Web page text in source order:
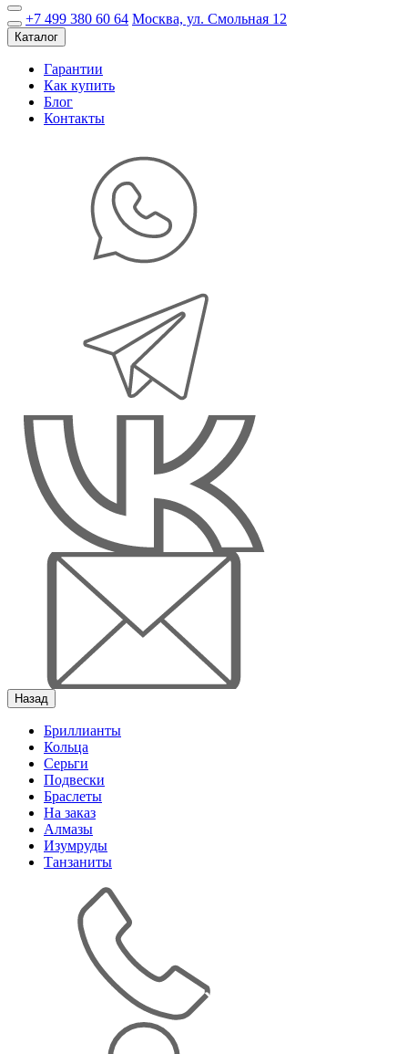
+7 499 380 60 64 Москва, ул. Смольная 12
Каталог
Гарантии
Как купить
Блог
Контакты
Назад
Бриллианты
Кольца
Серьги
Подвески
Браслеты
На заказ
Алмазы
Изумруды
Танзаниты